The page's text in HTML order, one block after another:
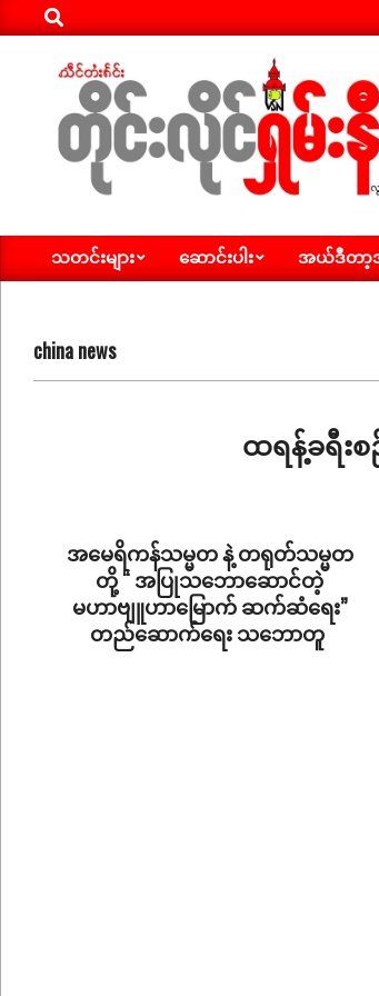
to
Search
ရှမ်း
နီ
သတင်း
Primary
သတင်းများ ဆောင်းပါး အယ်ဒီတာ့
china news
ထရန့်ခရီး
အမေရိကန်သမ္မတ နဲ့ တရုတ်သမ္မတ
တို့ “ အပြုသဘောဆောင်တဲ့
မဟာဗျူဟာမြောက် ဆက်ဆံရေး”
တည်ဆောက်ရေး သဘောတူ